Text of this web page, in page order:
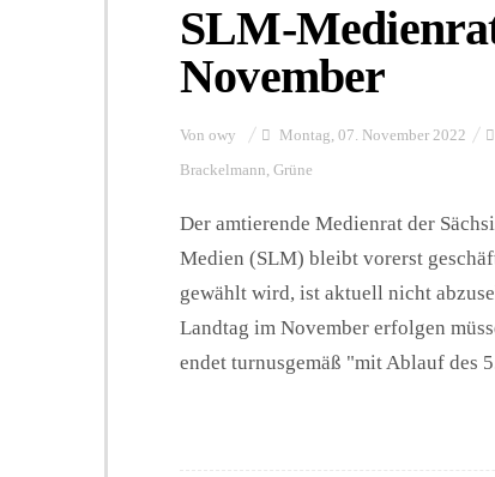
SLM-
November
Von owy Montag, 07. November 2022
Brackelmann, Grüne
Der amtierende Medienrat der
Medien (SLM) bleibt vorerst
gewählt wird, ist aktuell nicht
Landtag im November erfolgen
endet turnusgemäß "mit Ablauf des